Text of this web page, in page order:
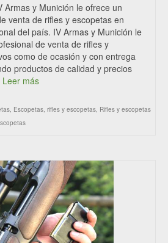
Armas y Munición le ofrece un
venta de rifles y escopetas en
del país. IV Armas y Munición le
de venta de rifles y
como de ocasión y con entrega
productos de calidad y precios
Leer más
, Escopetas, rifles y escopetas, Rifles y escopetas